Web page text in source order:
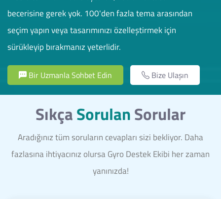
becerisine gerek yok. 100'den fazla tema arasından
seçim yapın veya tasarımınızı özelleştirmek için
sürükleyip bırakmanız yeterlidir.
Bir Uzmanla Sohbet Edin Bize Ulaşın
SıkçaSorulanSorular
Aradığınız tüm soruların cevapları sizi bekliyor. Daha
fazlasına ihtiyacınız olursa Gyro Destek Ekibi her zaman
yanınızda!